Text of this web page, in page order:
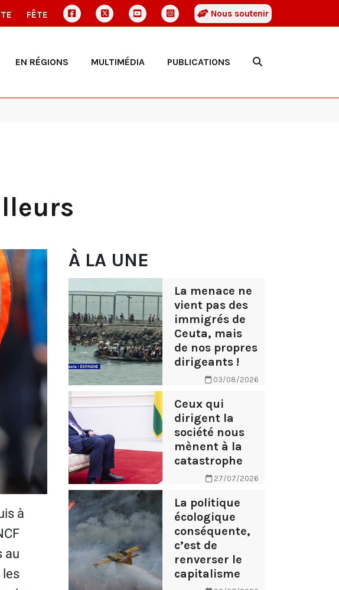
FÊTE Nous soutenir
EN RÉGIONS MULTIMÉDIA PUBLICATIONS
à
au
les
À LA UNE
La menace ne
vient pas des
immigrés de
Ceuta, mais
de nos propres
dirigeants !
03/08/2026
Ceux qui
dirigent la
société nous
mènent à la
catastrophe
27/07/2026
La politique
écologique
conséquente,
c’est de
renverser le
capitalisme